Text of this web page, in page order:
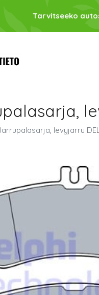
Tarvitseeko
levyjarru